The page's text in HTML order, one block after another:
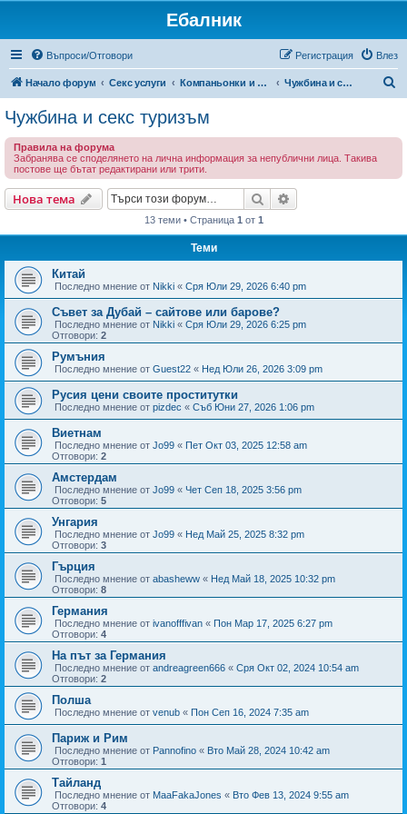
Ебалник
Въпроси/Отговори Влез
Регистрация
Начало форум Секс услуги Компаньонки и ескорт Чужбина и секс туризъм
Чужбина и секс туризъм
Правила на форума
Забранява се споделянето на лична информация за непублични лица. Такива
постове ще бътат редактирани или трити.
Нова тема Търсене
13 теми • Страница 1 от 1
Теми
Китай
Последно мнение от Nikki « Сря Юли 29, 2026 6:40 pm
Съвет за Дубай – сайтове или барове?
Последно мнение от Nikki « Сря Юли 29, 2026 6:25 pm
Отговори: 2
Румъния
Последно мнение от Guest22 « Нед Юли 26, 2026 3:09 pm
Русия цени своите проститутки
Последно мнение от pizdec « Съб Юни 27, 2026 1:06 pm
Виетнам
Последно мнение от Jo99 « Пет Окт 03, 2025 12:58 am
Отговори: 2
Амстердам
Последно мнение от Jo99 « Чет Сеп 18, 2025 3:56 pm
Отговори: 5
Унгария
Последно мнение от Jo99 « Нед Май 25, 2025 8:32 pm
Отговори: 3
Гърция
Последно мнение от abasheww « Нед Май 18, 2025 10:32 pm
Отговори: 8
Германия
Последно мнение от ivanofffivan « Пон Мар 17, 2025 6:27 pm
Отговори: 4
На път за Германия
Последно мнение от andreagreen666 « Сря Окт 02, 2024 10:54 am
Отговори: 2
Полша
Последно мнение от venub « Пон Сеп 16, 2024 7:35 am
Париж и Рим
Последно мнение от Pannofino « Вто Май 28, 2024 10:42 am
Отговори: 1
Тайланд
Последно мнение от MaaFakaJones « Вто Фев 13, 2024 9:55 am
Отговори: 4